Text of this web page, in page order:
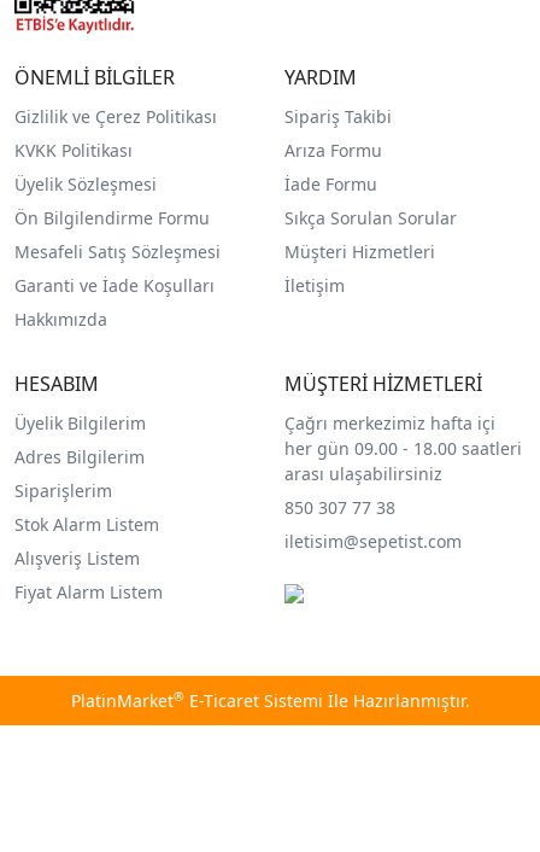
ÖNEMLİ BİLGİLER
Gizlilik ve Çerez Politikası
KVKK Politikası
Üyelik Sözleşmesi
Ön Bilgilendirme Formu
Mesafeli Satış Sözleşmesi
Garanti ve İade Koşulları
Hakkımızda
YARDIM
Sipariş Takibi
Arıza Formu
İade Formu
Sıkça Sorulan Sorular
Müşteri Hizmetleri
İletişim
HESABIM
Üyelik Bilgilerim
Adres Bilgilerim
Siparişlerim
Stok Alarm Listem
Alışveriş Listem
Fiyat Alarm Listem
MÜŞTERİ HİZMETLERİ
Çağrı merkezimiz hafta içi
her gün 09.00 - 18.00 saatleri
arası ulaşabilirsiniz
850 307 77 38
iletisim@sepetist.com
PlatinMarket®E-Ticaret Sistemi İle Hazırlanmıştır.